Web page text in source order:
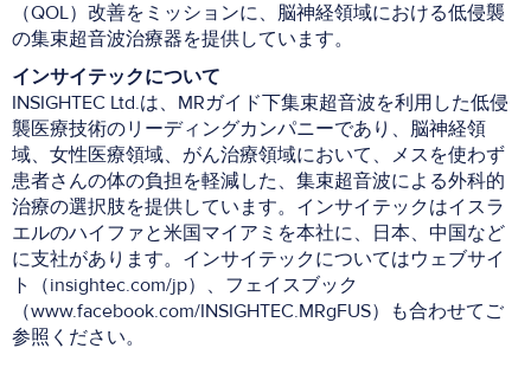
（QOL）改善をミッションに、脳神経領域における低侵襲
の集束超音波治療器を提供しています。
インサイテックについて
INSIGHTEC Ltd.は、MRガイド下集束超音波を利用した低侵
襲医療技術のリーディングカンパニーであり、脳神経領
域、女性医療領域、がん治療領域において、メスを使わず
患者さんの体の負担を軽減した、集束超音波による外科的
治療の選択肢を提供しています。インサイテックはイスラ
エルのハイファと米国マイアミを本社に、日本、中国など
に支社があります。インサイテックについてはウェブサイ
ト（insightec.com/jp）、フェイスブック
（www.facebook.com/INSIGHTEC.MRgFUS）も合わせてご
参照ください。